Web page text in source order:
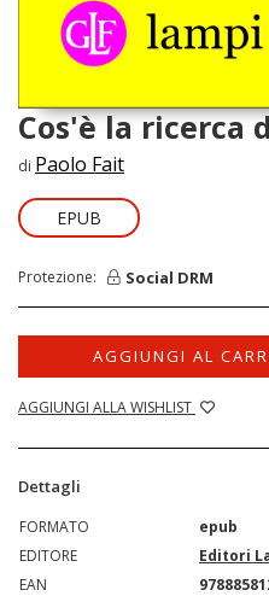
Cos'è la ricerca
di Paolo Fait
EPUB
Protezione: Social DRM
AGGIUNGI AL
AGGIUNGI ALLA WISHLIST
Dettagli
FORMATO
epub
EDITORE
Editori
EAN